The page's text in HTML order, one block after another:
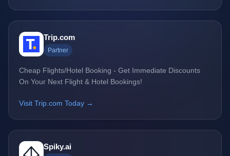
Trip.com
Partner
Cheap Flights/Hotel Booking - Get Immediate Discounts
On Your Next Flight & Hotel Bookings!
Visit Trip.com Today →
Spiky.ai